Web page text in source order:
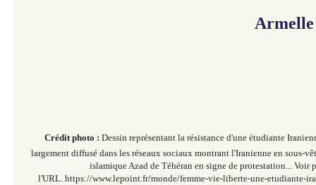
Crédit photo : Dessin représentant la résistance d'une étudiante
largement diffusé dans les réseaux sociaux montrant l'Iranienne en sous-
islamique Azad de Téhéran en signe de protestation... Voir
l'URL. https://www.lepoint.fr/monde/femme-vie-liberte-une-etudiante-